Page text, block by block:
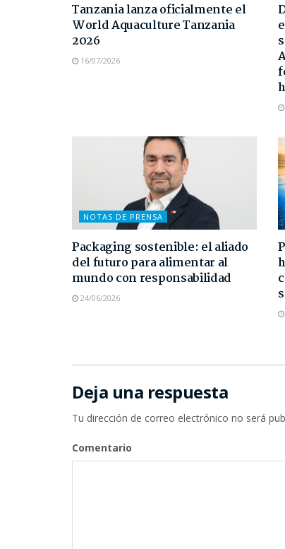
Tanzania lanza oficialmente el
World Aquaculture Tanzania
2026
16/07/2026
NOTAS DE PRENSA
Packaging sostenible: el aliado
del futuro para alimentar al
mundo con responsabilidad
24/06/2026
Deja una respuesta
Tu dirección de correo electrónico no será
Comentario